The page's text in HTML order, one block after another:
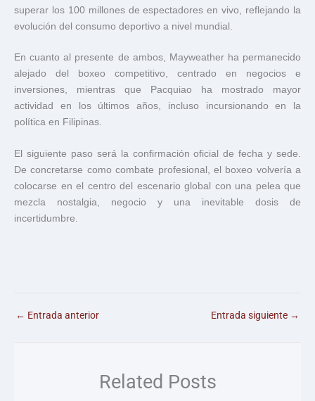
superar los 100 millones de espectadores en vivo, reflejando la
evolución del consumo deportivo a nivel mundial.
En cuanto al presente de ambos, Mayweather ha permanecido
alejado del boxeo competitivo, centrado en negocios e
inversiones, mientras que Pacquiao ha mostrado mayor
actividad en los últimos años, incluso incursionando en la
política en Filipinas.
El siguiente paso será la confirmación oficial de fecha y sede.
De concretarse como combate profesional, el boxeo volvería a
colocarse en el centro del escenario global con una pelea que
mezcla nostalgia, negocio y una inevitable dosis de
incertidumbre.
← Entrada anterior Entrada siguiente →
Related Posts